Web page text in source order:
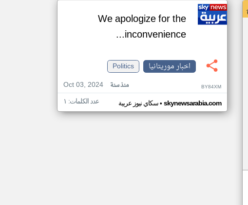
We apologize for the
inconvenience...
اخبار موريتانيا
Politics
Oct 03, 2024
منذ سنة BY84XM
سكاي نيوز عربية• skynewsarabia.com عدد الكلمات: ١